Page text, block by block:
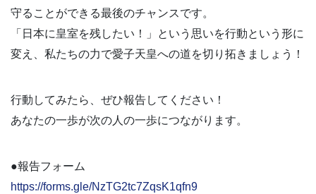
守ることができる最後のチャンスです。
「日本に皇室を残したい！」という思いを行動という形に
変え、私たちの力で愛子天皇への道を切り拓きましょう！
行動してみたら、ぜひ報告してください！
あなたの一歩が次の人の一歩につながります。
●報告フォーム
https://forms.gle/NzTG2tc7ZqsK1qfn9